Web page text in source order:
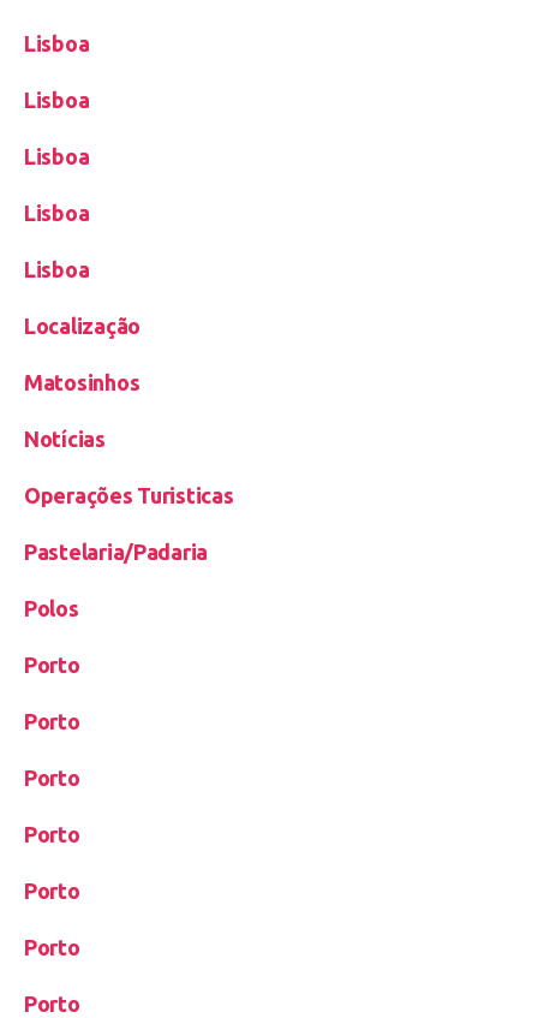
Lisboa
Lisboa
Lisboa
Lisboa
Lisboa
Localização
Matosinhos
Notícias
Operações Turisticas
Pastelaria/Padaria
Polos
Porto
Porto
Porto
Porto
Porto
Porto
Porto